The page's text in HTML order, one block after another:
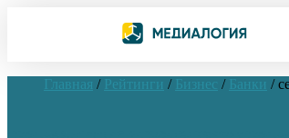
Главная / Рейтинги / Бизнес / Банки /